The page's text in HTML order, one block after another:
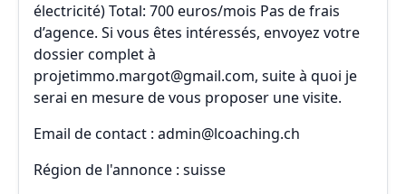
électricité) Total: 700 euros/mois Pas de frais
d’agence. Si vous êtes intéressés, envoyez votre
dossier complet à
projetimmo.margot@gmail.com, suite à quoi je
serai en mesure de vous proposer une visite.
Email de contact : admin@lcoaching.ch
Région de l'annonce : suisse